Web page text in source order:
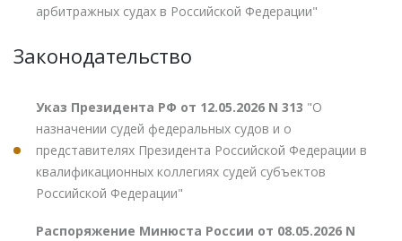
арбитражных судах в Российской Федерации"
Законодательство
Указ Президента РФ от 12.05.2026 N 313 "О
назначении судей федеральных судов и о
представителях Президента Российской Федерации в
квалификационных коллегиях судей субъектов
Российской Федерации"
Распоряжение Минюста России от 08.05.2026 N